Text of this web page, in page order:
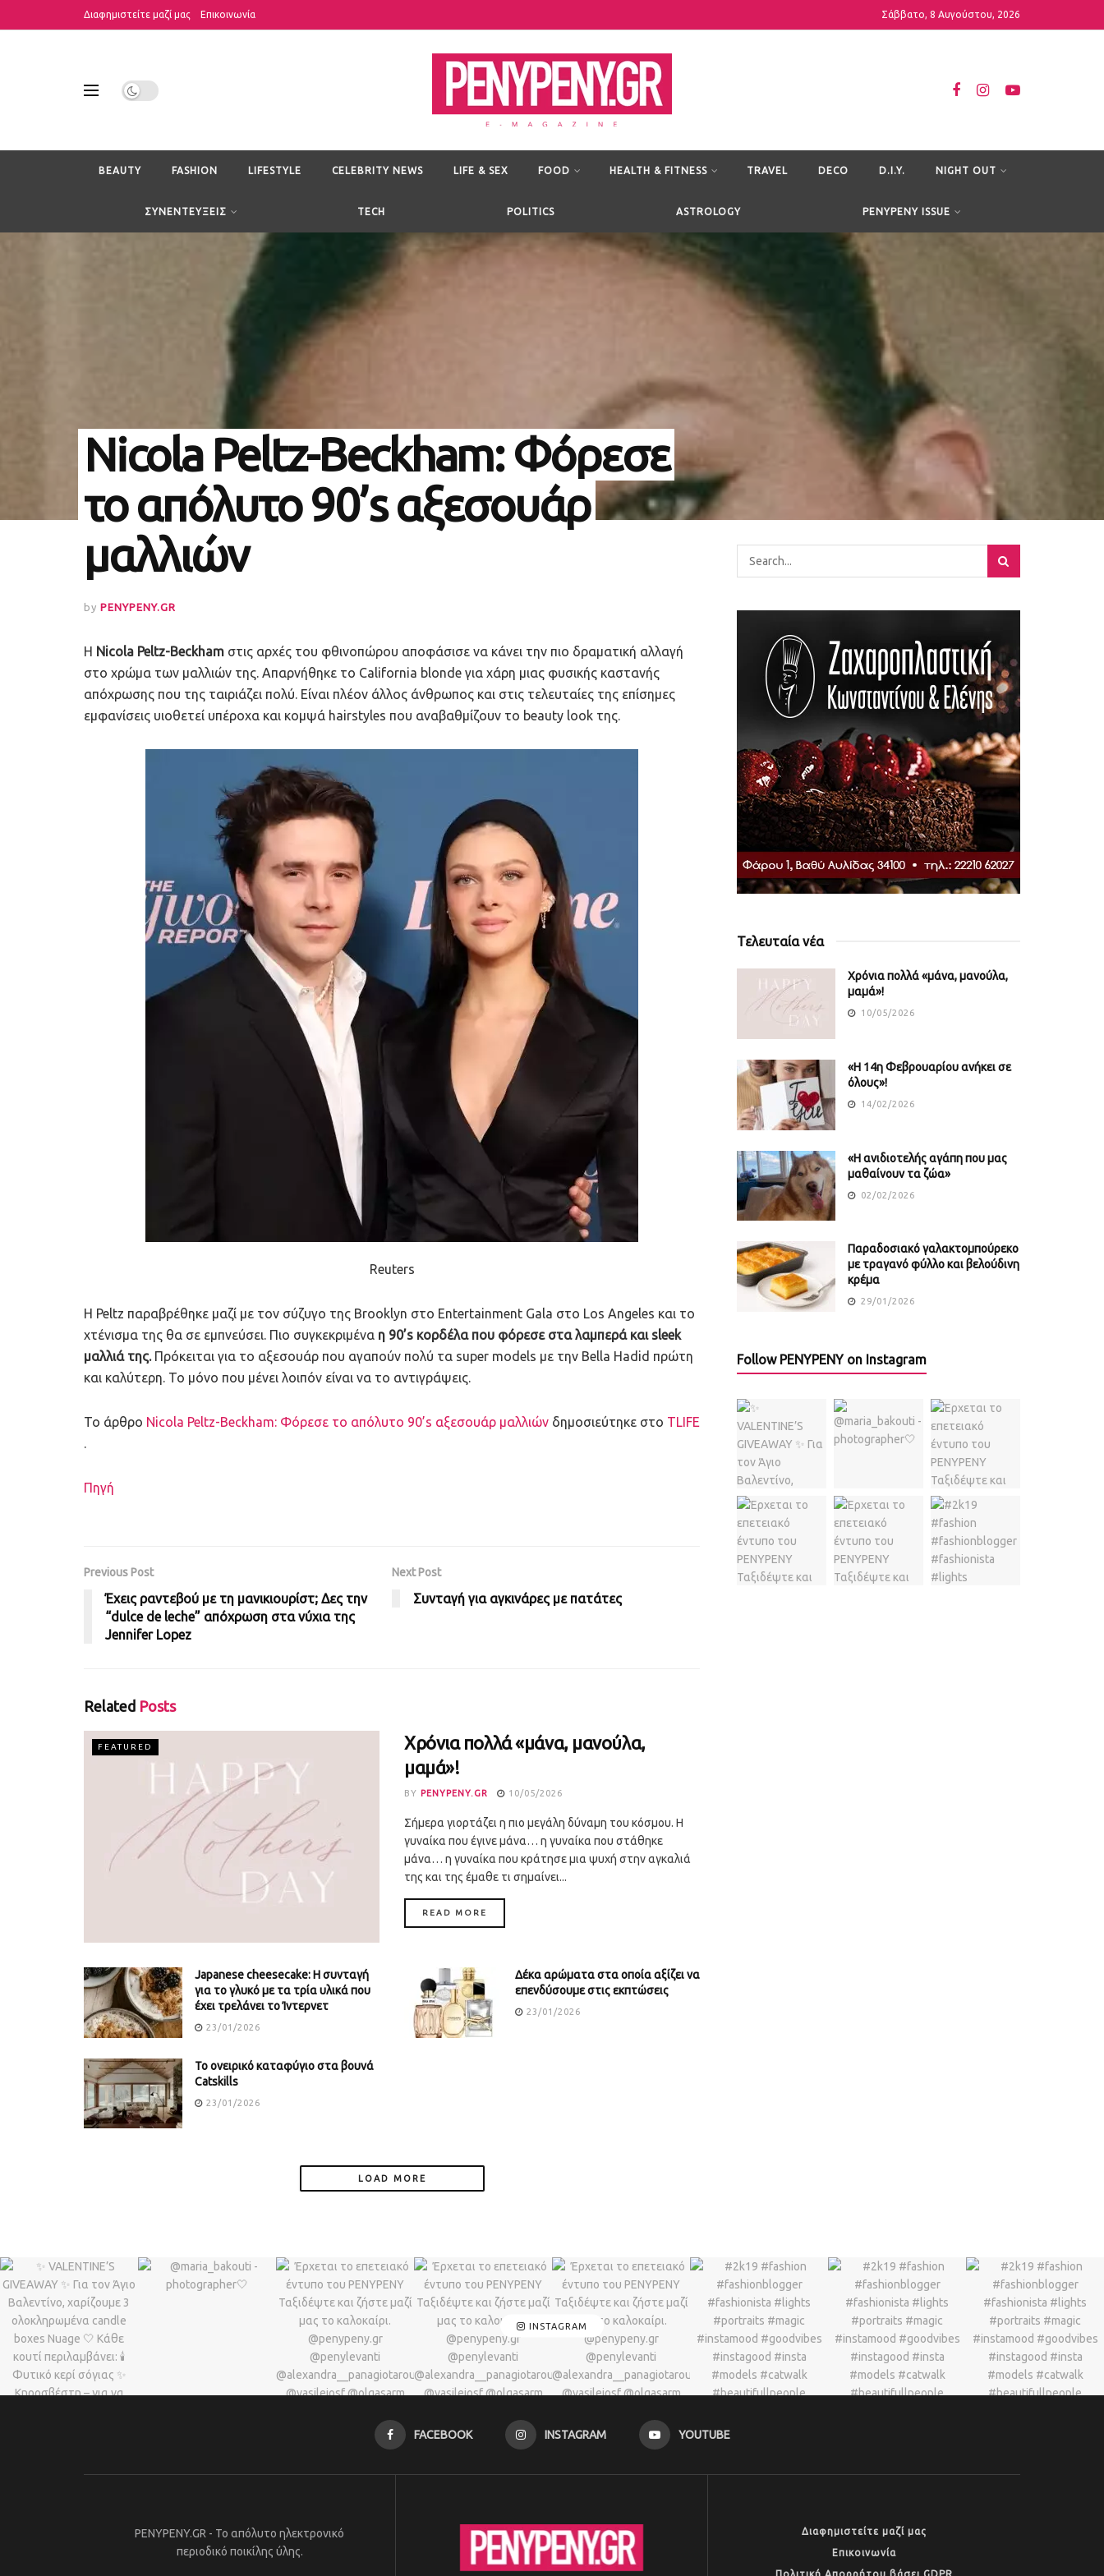
Διαφημιστείτε μαζί μας Επικοινωνία Σάββατο, 8 Αυγούστου, 2026
BEAUTY FASHION LIFESTYLE CELEBRITY NEWS LIFE & SEX FOOD HEALTH & FITNESS TRAVEL DECO D.I.Y. NIGHT OUT
ΣΥΝΕΝΤΕΥΞΕΙΣ TECH POLITICS ASTROLOGY PENYPENY ISSUE
Nicola Peltz-Beckham: Φόρεσε
το απόλυτο 90’s αξεσουάρ
μαλλιών
by PENYPENY.GR
Η Nicola Peltz-Beckham στις αρχές του φθινοπώρου αποφάσισε να κάνει την πιο δραματική αλλαγή
στο χρώμα των μαλλιών της. Απαρνήθηκε το California blonde για χάρη μιας φυσικής καστανής
απόχρωσης που της ταιριάζει πολύ. Είναι πλέον άλλος άνθρωπος και στις τελευταίες της επίσημες
εμφανίσεις υιοθετεί υπέροχα και κομψά hairstyles που αναβαθμίζουν το beauty look της.
Reuters
Η Peltz παραβρέθηκε μαζί με τον σύζυγο της Brooklyn στο Entertainment Gala στο Los Angeles και το
χτένισμα της θα σε εμπνεύσει. Πιο συγκεκριμένα η 90’s κορδέλα που φόρεσε στα λαμπερά και sleek
μαλλιά της.Πρόκειται για το αξεσουάρ που αγαπούν πολύ τα super models με την Bella Hadid πρώτη
και καλύτερη. Το μόνο που μένει λοιπόν είναι να το αντιγράψεις.
To άρθρο Nicola Peltz-Beckham: Φόρεσε το απόλυτο 90’s αξεσουάρ μαλλιών δημοσιεύτηκε στο TLIFE
.
Πηγή
Previous Post
Έχεις ραντεβού με τη μανικιουρίστ; Δες την
“dulce de leche” απόχρωση στα νύχια της
Jennifer Lopez
Next Post
Συνταγή για αγκινάρες με πατάτες
Related Posts
FEATURED
Χρόνια πολλά «μάνα, μανούλα,
μαμά»!
BY PENYPENY.GR 10/05/2026
Σήμερα γιορτάζει η πιο μεγάλη δύναμη του κόσμου. Η
γυναίκα που έγινε μάνα… η γυναίκα που στάθηκε
μάνα… η γυναίκα που κράτησε μια ψυχή στην αγκαλιά
της και της έμαθε τι σημαίνει...
READ MORE
Japanese cheesecake: Η συνταγή
για το γλυκό με τα τρία υλικά που
έχει τρελάνει το Ίντερνετ
23/01/2026
Δέκα αρώματα στα οποία αξίζει να
επενδύσουμε στις εκπτώσεις
23/01/2026
Το ονειρικό καταφύγιο στα βουνά
Catskills
23/01/2026
LOAD MORE
Τελευταία νέα
Χρόνια πολλά «μάνα, μανούλα,
μαμά»!
10/05/2026
«Η 14η Φεβρουαρίου ανήκει σε
όλους»!
14/02/2026
«Η ανιδιοτελής αγάπη που μας
μαθαίνουν τα ζώα»
02/02/2026
Παραδοσιακό γαλακτομπούρεκο
με τραγανό φύλλο και βελούδινη
κρέμα
29/01/2026
Follow PENYPENY on Instagram
INSTAGRAM
FACEBOOK INSTAGRAM YOUTUBE
PENYPENY.GR - Το απόλυτο ηλεκτρονικό
περιοδικό ποικίλης ύλης.
Διαφημιστείτε μαζί μας
Επικοινωνία